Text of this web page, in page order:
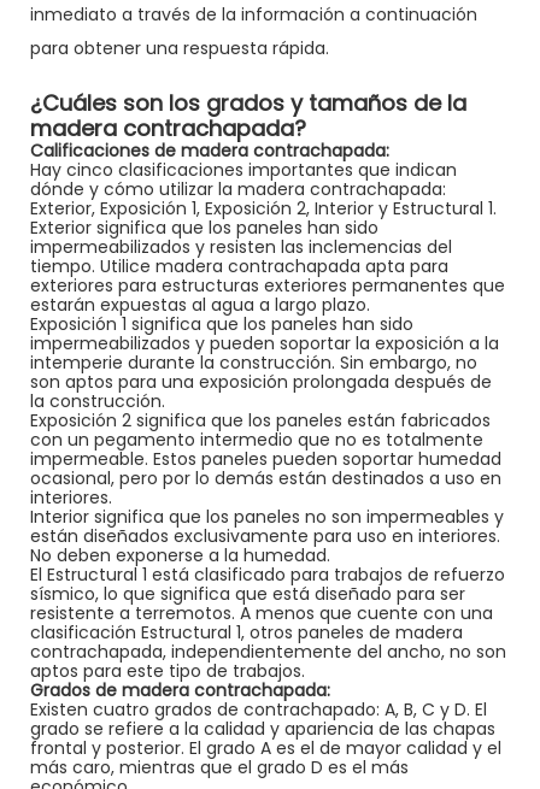
inmediato a través de la información a continuación
para obtener una respuesta rápida.
¿Cuáles son los grados y tamaños de la
madera contrachapada?
Calificaciones de madera contrachapada:
Hay cinco clasificaciones importantes que indican
dónde y cómo utilizar la madera contrachapada:
Exterior, Exposición 1, Exposición 2, Interior y Estructural 1.
Exterior significa que los paneles han sido
impermeabilizados y resisten las inclemencias del
tiempo. Utilice madera contrachapada apta para
exteriores para estructuras exteriores permanentes que
estarán expuestas al agua a largo plazo.
Exposición 1 significa que los paneles han sido
impermeabilizados y pueden soportar la exposición a la
intemperie durante la construcción. Sin embargo, no
son aptos para una exposición prolongada después de
la construcción.
Exposición 2 significa que los paneles están fabricados
con un pegamento intermedio que no es totalmente
impermeable. Estos paneles pueden soportar humedad
ocasional, pero por lo demás están destinados a uso en
interiores.
Interior significa que los paneles no son impermeables y
están diseñados exclusivamente para uso en interiores.
No deben exponerse a la humedad.
El Estructural 1 está clasificado para trabajos de refuerzo
sísmico, lo que significa que está diseñado para ser
resistente a terremotos. A menos que cuente con una
clasificación Estructural 1, otros paneles de madera
contrachapada, independientemente del ancho, no son
aptos para este tipo de trabajos.
Grados de madera contrachapada:
Existen cuatro grados de contrachapado: A, B, C y D. El
grado se refiere a la calidad y apariencia de las chapas
frontal y posterior. El grado A es el de mayor calidad y el
más caro, mientras que el grado D es el más